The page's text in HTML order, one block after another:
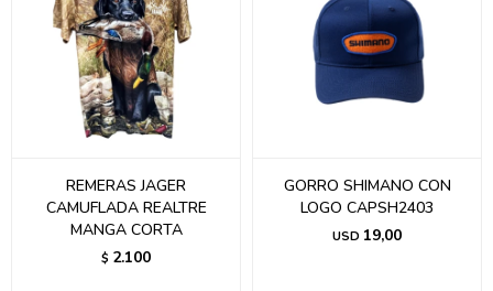
REMERAS JAGER
CAMUFLADA REALTRE
MANGA CORTA
$ 2.100
GORRO SHIMANO CON
LOGO CAPSH2403
USD 19,00